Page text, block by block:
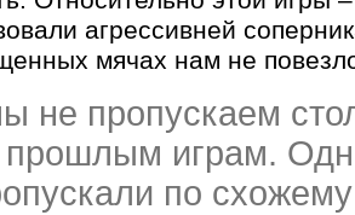
агрессивней
мячах нам не
не пропускаем
прошлым играм.
по